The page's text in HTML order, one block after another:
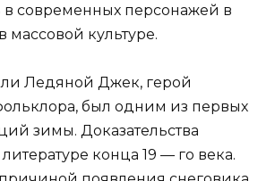
в современных персонажей в
массовой культуре.
Ледяной Джек, герой
был одним из первых
зимы. Доказательства
конца 19 — го века.